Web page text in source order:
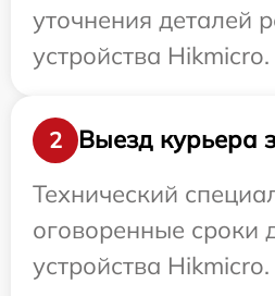
уточнения деталей
устройства Hikmicro.
2
Выезд курьера
Технический
оговоренные сроки
устройства